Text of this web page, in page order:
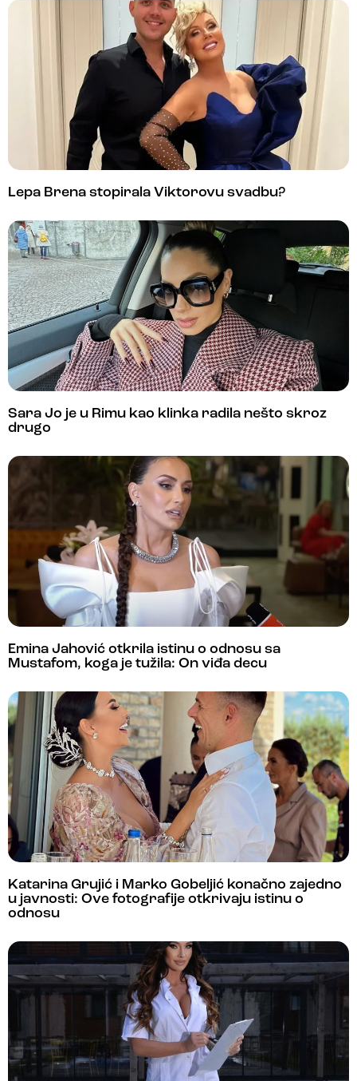
Lepa Brena stopirala Viktorovu svadbu?
Sara Jo je u Rimu kao klinka radila nešto skroz
drugo
Emina Jahović otkrila istinu o odnosu sa
Mustafom, koga je tužila: On viđa decu
Katarina Grujić i Marko Gobeljić konačno zajedno
u javnosti: Ove fotografije otkrivaju istinu o
odnosu